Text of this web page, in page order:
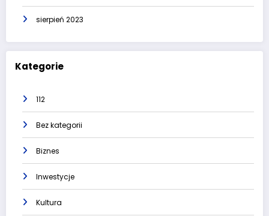
sierpień 2023
Kategorie
112
Bez kategorii
Biznes
Inwestycje
Kultura